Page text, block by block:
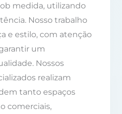
medida, utilizando
Nosso trabalho
e estilo, com atenção
um
Nossos
realizam
tanto espaços
comerciais,